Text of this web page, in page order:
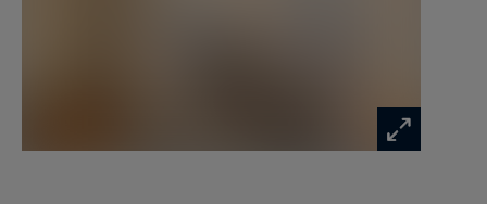
attributs nobles qui font le prestige des plus
belles demeures bordelaises : hauteurs sous